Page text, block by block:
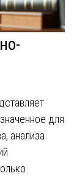
для
анализа